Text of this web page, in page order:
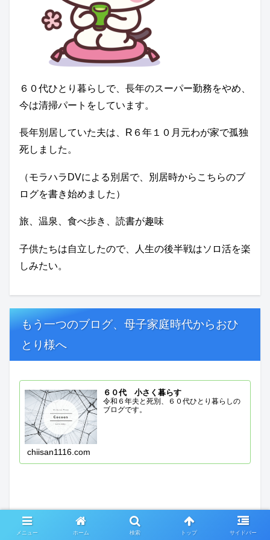
６０代ひとり暮らしで、長年のスーパー勤務をやめ、
今は清掃パートをしています。
長年別居していた夫は、R６年１０月元わが家で孤独
死しました。
（モラハラDVによる別居で、別居時からこちらのブ
ログを書き始めました）
旅、温泉、食べ歩き、読書が趣味
子供たちは自立したので、人生の後半戦はソロ活を楽
しみたい。
もう一つのブログ、母子家庭時代からおひ
とり様へ
６０代 小さく暮らす
令和６年夫と死別、６０代ひとり暮らしの
ブログです。
chiisan1116.com
メニュー ホーム 検索 トップ サイドバー